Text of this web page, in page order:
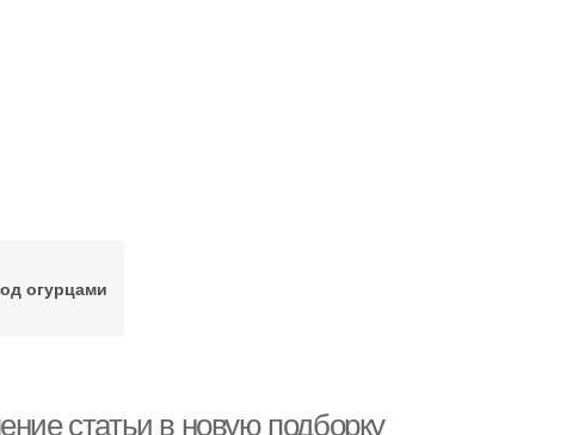
огурцами
статьи в новую подборку